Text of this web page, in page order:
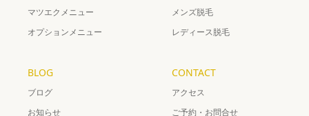
マツエクメニュー
オプションメニュー
メンズ脱毛
レディース脱毛
BLOG
ブログ
お知らせ
CONTACT
アクセス
ご予約・お問合せ